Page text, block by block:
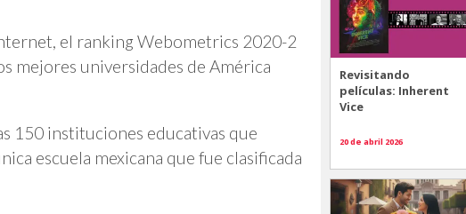
el ranking Webometrics 2020-2
mejores universidades de América
150 instituciones educativas que
escuela mexicana que fue clasificada
Revisitando
películas: Inherent
Vice
20 de abril 2026